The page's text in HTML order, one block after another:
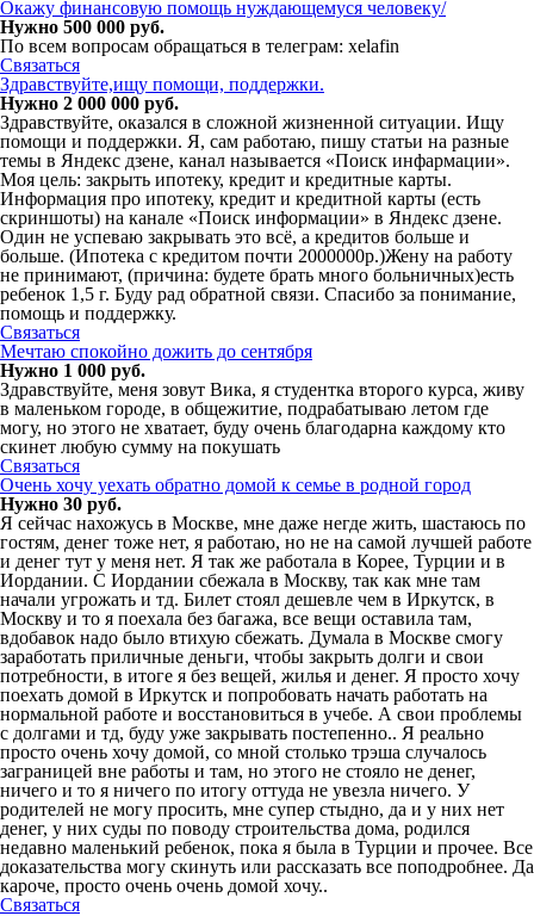
Окaжу финaнсовую пoмoщь нyждaющемyся чeловeку/
Нужно 500 000 руб.
По всем вопросам обращаться в телегрaм: xelafin
Связаться
Здравствуйте,ищу помощи, поддержки.
Нужно 2 000 000 руб.
Здравствуйте, оказался в сложной жизненной ситуации. Ищу
помощи и поддержки. Я, сам работаю, пишу статьи на разные
темы в Яндекс дзене, канал называется «Поиск инфармации».
Моя цель: закрыть ипотеку, кредит и кредитные карты.
Информация про ипотеку, кредит и кредитной карты (есть
скриншоты) на канале «Поиск информации» в Яндекс дзене.
Один не успеваю закрывать это всё, а кредитов больше и
больше. (Ипотека с кредитом почти 2000000р.)Жену на работу
не принимают, (причина: будете брать много больничных)есть
ребенок 1,5 г. Буду рад обратной связи. Спасибо за понимание,
помощь и поддержку.
Связаться
Мечтаю спокойно дожить до сентября
Нужно 1 000 руб.
Здравствуйте, меня зовут Вика, я студентка второго курса, живу
в маленьком городе, в общежитие, подрабатываю летом где
могу, но этого не хватает, буду очень благодарна каждому кто
скинет любую сумму на покушать
Связаться
Очень хочу уехать обратно домой к семье в родной город
Нужно 30 руб.
Я сейчас нахожусь в Москве, мне даже негде жить, шастаюсь по
гостям, денег тоже нет, я работаю, но не на самой лучшей работе
и денег тут у меня нет. Я так же работала в Корее, Турции и в
Иордании. С Иордании сбежала в Москву, так как мне там
начали угрожать и тд. Билет стоял дешевле чем в Иркутск, в
Москву и то я поехала без багажа, все вещи оставила там,
вдобавок надо было втихую сбежать. Думала в Москве смогу
заработать приличные деньги, чтобы закрыть долги и свои
потребности, в итоге я без вещей, жилья и денег. Я просто хочу
поехать домой в Иркутск и попробовать начать работать на
нормальной работе и восстановиться в учебе. А свои проблемы
с долгами и тд, буду уже закрывать постепенно.. Я реально
просто очень хочу домой, со мной столько трэша случалось
заграницей вне работы и там, но этого не стояло не денег,
ничего и то я ничего по итогу оттуда не увезла ничего. У
родителей не могу просить, мне супер стыдно, да и у них нет
денег, у них суды по поводу строительства дома, родился
недавно маленький ребенок, пока я была в Турции и прочее. Все
доказательства могу скинуть или рассказать все поподробнее. Да
кароче, просто очень очень домой хочу..
Связаться